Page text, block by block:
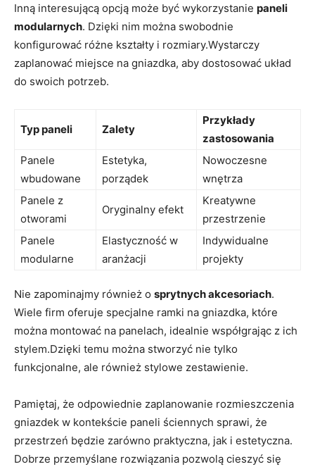
Inną ‌interesującą opcją może być wykorzystanie paneli
modularnych. Dzięki nim można swobodnie
konfigurować różne kształty i rozmiary.Wystarczy
zaplanować miejsce na gniazdka, aby dostosować⁢ układ
do swoich ‍potrzeb.
Typ paneli Zalety
Przykłady
zastosowania
Panele
‍wbudowane
Estetyka,
porządek
Nowoczesne‌
wnętrza
Panele z
otworami
Oryginalny efekt
Kreatywne
⁣przestrzenie
Panele
modularne
Elastyczność w
aranżacji
Indywidualne
projekty
Nie zapominajmy również o sprytnych akcesoriach. ​
Wiele firm oferuje specjalne ramki na gniazdka, które
można montować⁣ na panelach, idealnie współgrając z ich
stylem.Dzięki temu można ‌stworzyć nie tylko
funkcjonalne, ⁤ale również⁤ stylowe zestawienie.
Pamiętaj, że odpowiednie‌ zaplanowanie rozmieszczenia
gniazdek w kontekście‌ paneli ‌ściennych sprawi, że‌
przestrzeń będzie⁣ zarówno ‍praktyczna,⁣ jak⁣ i estetyczna.
Dobrze⁣ przemyślane rozwiązania ⁤pozwolą cieszyć się